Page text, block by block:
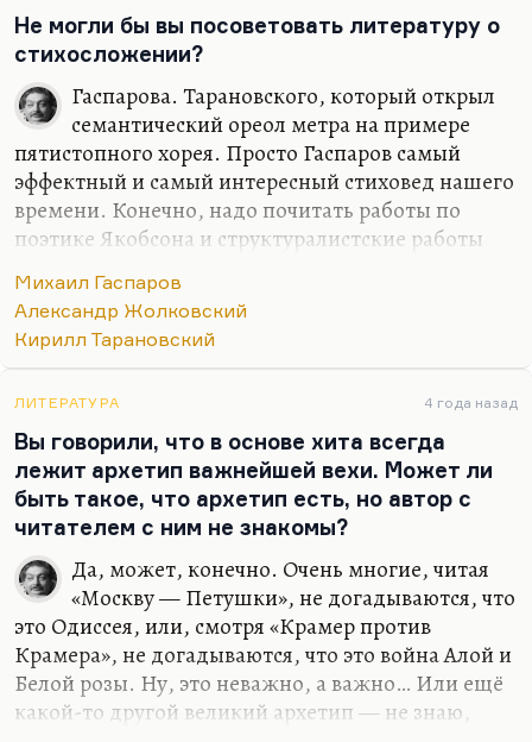
привлекательно сексуальное (если, конечно, не
тыкать в нос самыми сексуальными, самыми
эротическими рассказами Лимонова. Я-то как раз
думаю, что Лимонов – писатель довольно
целомудренный. Вся физическая сторона любви
ему в…
Не могли бы вы посоветовать литературу о
стихосложении?
Гаспарова. Тарановского, который открыл
семантический ореол метра на примере
пятистопного хорея. Просто Гаспаров самый
эффектный и самый интересный стиховед нашего
времени. Конечно, надо почитать работы по
поэтике Якобсона и структуралистские работы
разборы, разборы стихов. Он очень раздражается,
когда говорят, что эти разборы лучше стихов.
Потому что если его научная мысль уже была
небесполезен и небезнадежен.
Я не могу не признать того, что стиховедческие
разборы Жолковского, в том числе и ритма, – это
лучшее, что есть в сегодняшней филологии.
Потому что он пишет о стихах так, как будто он…
Михаил Гаспаров
Александр Жолковский
Кирилл Тарановский
ЛИТЕРАТУРА 4 года назад
Вы говорили, что в основе хита всегда
лежит архетип важнейшей вехи. Может ли
быть такое, что архетип есть, но автор с
читателем с ним не знакомы?
Да, может, конечно. Очень многие, читая
«Москву — Петушки», не догадываются, что
это Одиссея, или, смотря «Крамер против
Крамера», не догадываются, что это война Алой и
Белой розы. Ну, это неважно, а важно… Или ещё
какой-то другой великий архетип — не знаю,